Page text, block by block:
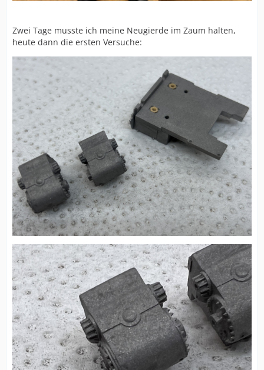
Zwei Tage musste ich meine Neugierde im Zaum halten,
heute dann die ersten Versuche: